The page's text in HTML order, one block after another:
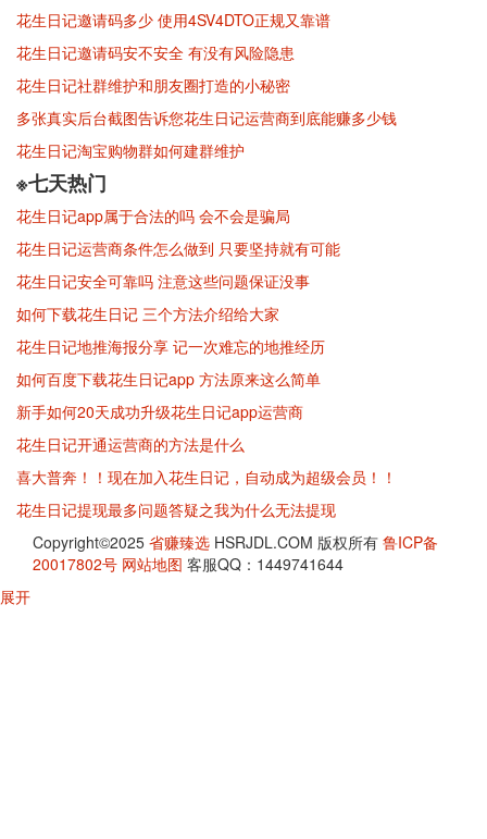
花生日记邀请码多少 使用4SV4DTO正规又靠谱
花生日记邀请码安不安全 有没有风险隐患
花生日记社群维护和朋友圈打造的小秘密
多张真实后台截图告诉您花生日记运营商到底能赚多少钱
花生日记淘宝购物群如何建群维护
※七天热门
花生日记app属于合法的吗 会不会是骗局
花生日记运营商条件怎么做到 只要坚持就有可能
花生日记安全可靠吗 注意这些问题保证没事
如何下载花生日记 三个方法介绍给大家
花生日记地推海报分享 记一次难忘的地推经历
如何百度下载花生日记app 方法原来这么简单
新手如何20天成功升级花生日记app运营商
花生日记开通运营商的方法是什么
喜大普奔！！现在加入花生日记，自动成为超级会员！！
花生日记提现最多问题答疑之我为什么无法提现
Copyright©2025 省赚臻选 HSRJDL.COM 版权所有 鲁ICP备
20017802号 网站地图 客服QQ：1449741644
展开